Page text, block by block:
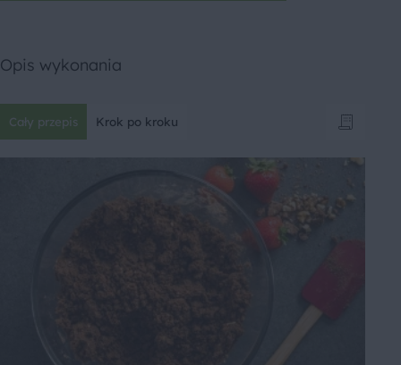
Opis wykonania
Cały przepis Krok po kroku